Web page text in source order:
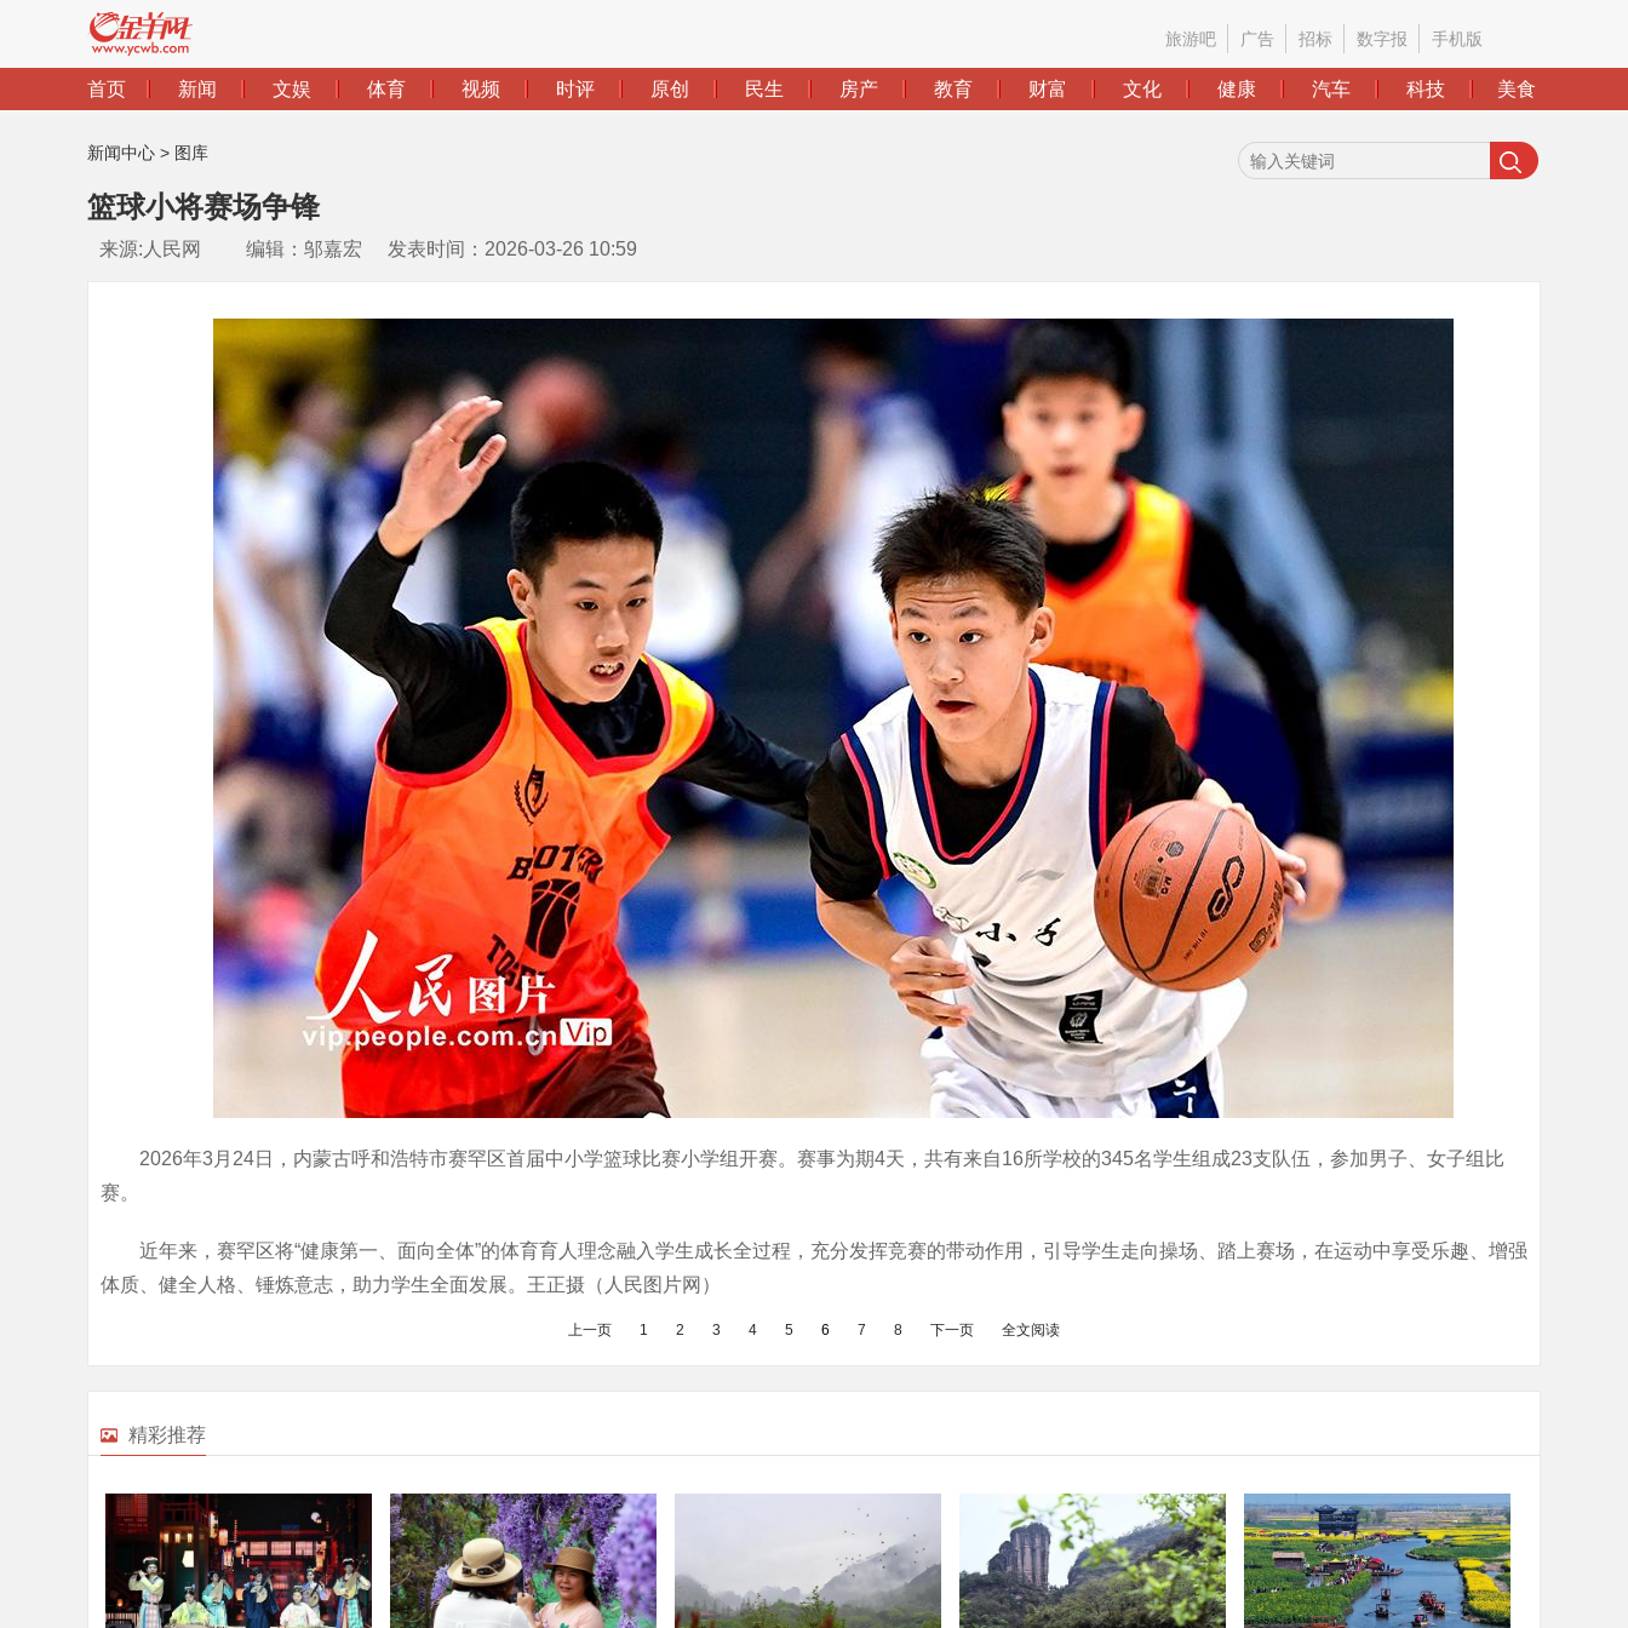
新闻中心 > 图库
篮球小将赛场争锋
来源:人民网 编辑：邬嘉宏 发表时间：2026-03-26 10:59
2026年3月24日，内蒙古呼和浩特市赛罕区首届中小学篮球比赛小学组开赛。赛事为期4天，共有来自16所学校的345名学生组成23支队伍，参加男子、女子组比
赛。
近年来，赛罕区将“健康第一、面向全体”的体育育人理念融入学生成长全过程，充分发挥竞赛的带动作用，引导学生走向操场、踏上赛场，在运动中享受乐趣、增强
体质、健全人格、锤炼意志，助力学生全面发展。王正摄（人民图片网）
上一页 1 2 3 4 5 6 7 8 下一页 全文阅读
精彩推荐